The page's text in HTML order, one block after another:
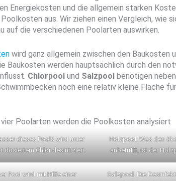
Energiekosten und die allgemein starken
aus. Wir ziehen einen Vergleich, wie
auf die verschiedenen Poolarten auswirken.
wird ganz allgemein zwischen den Baukosten
Baukosten werden hauptsächlich durch den
Chlorpool und Salzpool benötigen
noch eine relativ kleine Fläche
Poolarten werden die Poolkosten analysiert
dieses Pools wird unter
dosiertem Chlor desinfiziert.
Holzpool: Was den
anbetrifft, ist der
Pool wird mit Hilfe einer
Salzpool: Die